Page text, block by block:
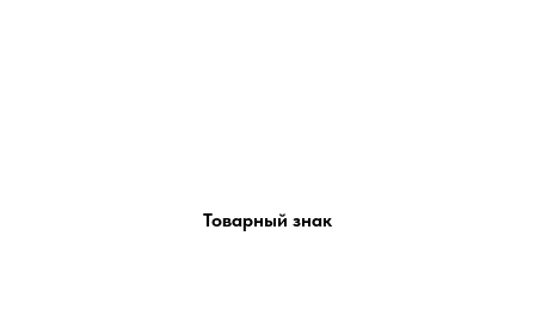
Товарный знак